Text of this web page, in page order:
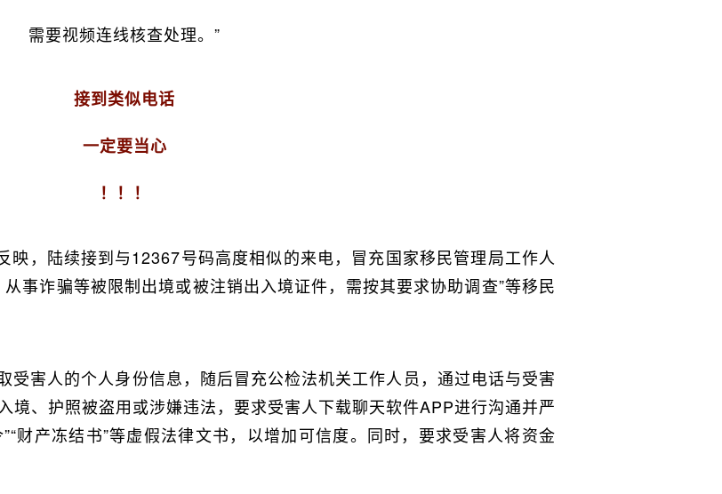
需要视频连线核查处理。”
接到类似电话
一定要当心
！！！
映，陆续接到与12367号码高度相似的来电，冒充国家移民管理局工作人
事诈骗等被限制出境或被注销出入境证件，需按其要求协助调查”等移民
受害人的个人身份信息，随后冒充公检法机关工作人员，通过电话与受害
境、护照被盗用或涉嫌违法，要求受害人下载聊天软件APP进行沟通并严
财产冻结书”等虚假法律文书，以增加可信度。同时，要求受害人将资金